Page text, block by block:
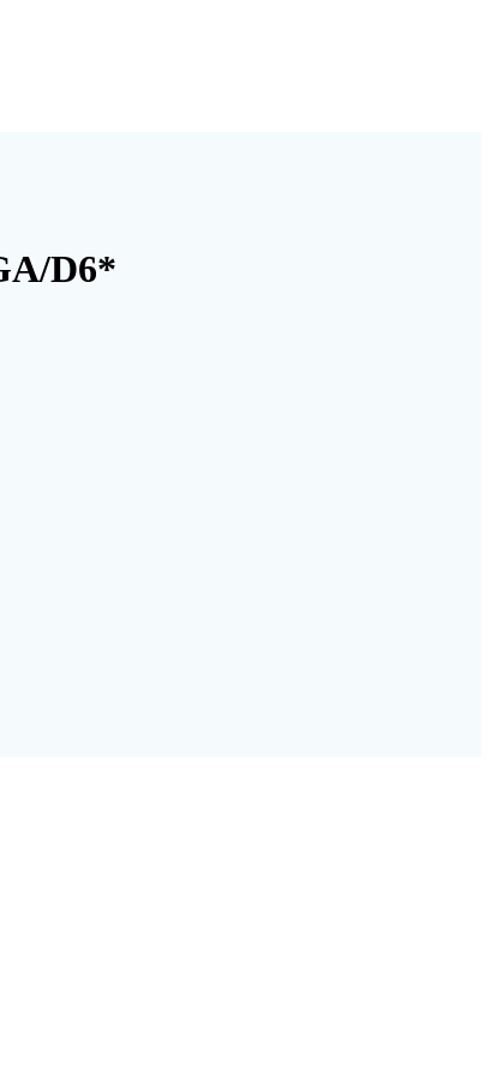
D6*